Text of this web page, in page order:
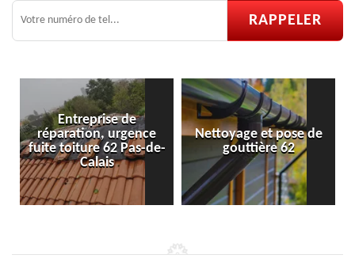
de-
Nettoyage et pose de
gouttière 62
Pose et réparation
velux 62